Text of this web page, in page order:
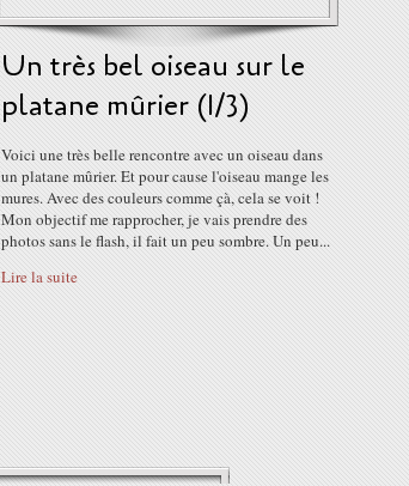
Un très bel oiseau sur le
platane mûrier (1/3)
Voici une très belle rencontre avec un oiseau dans
un platane mûrier. Et pour cause l'oiseau mange les
mures. Avec des couleurs comme çà, cela se voit !
Mon objectif me rapprocher, je vais prendre des
photos sans le flash, il fait un peu sombre. Un peu...
Lire la suite